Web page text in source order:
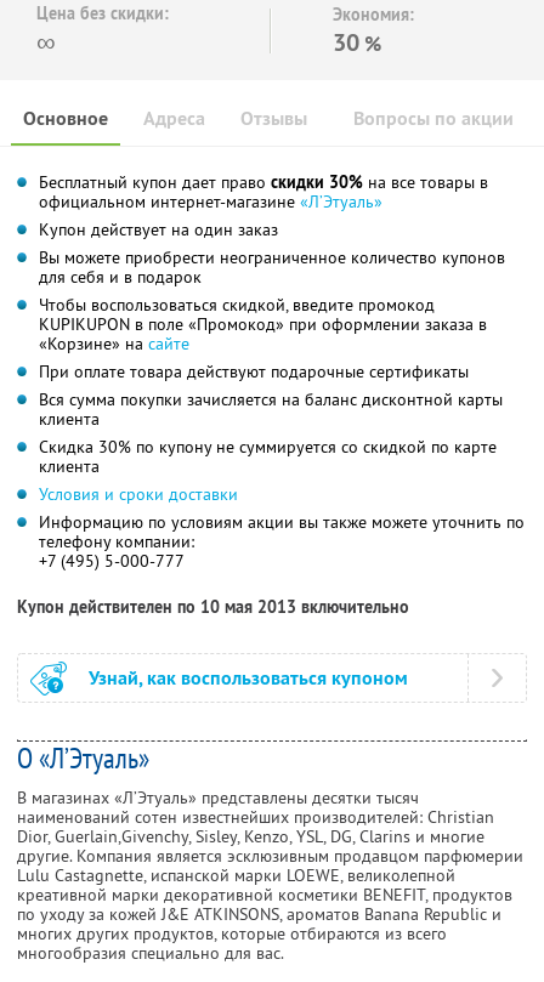
Цена без скидки:
∞
Экономия:
30 %
Основное Отзывы Вопросы по акции
Адреса
Бесплатный купон дает право скидки 30% на все товары в
официальном интернет-магазине «Л’Этуаль»
Купон действует на один заказ
Вы можете приобрести неограниченное количество купонов
для себя и в подарок
Чтобы воспользоваться скидкой, введите промокод
KUPIKUPON в поле «Промокод» при оформлении заказа в
«Корзине» на сайте
При оплате товара действуют подарочные сертификаты
Вся сумма покупки зачисляется на баланс дисконтной карты
клиента
Скидка 30% по купону не суммируется со скидкой по карте
клиента
Условия и сроки доставки
Информацию по условиям акции вы также можете уточнить по
телефону компании:
+7 (495) 5-000-777
Купон действителен по 10 мая 2013 включительно
Узнай, как воспользоваться купоном
О «Л’Этуаль»
В магазинах «Л’Этуаль» представлены десятки тысяч
наименований сотен известнейших производителей: Сhristian
Dior, Guerlain,Givenchy, Sisley, Kenzo, YSL, DG, Clarins и многие
другие. Компания является эсклюзивным продавцом парфюмерии
Lulu Castagnette, испанской марки LOEWE, великолепной
креативной марки декоративной косметики BENEFIT, продуктов
по уходу за кожей J&E ATKINSONS, ароматов Banana Republic и
многих других продуктов, которые отбираются из всего
многообразия специально для вас.